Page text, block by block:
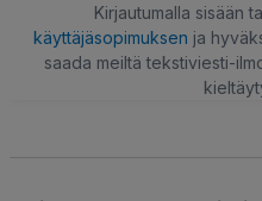
Kirjautumalla sisään
käyttäjäsopimuksen ja
saada meiltä tekstiviesti-